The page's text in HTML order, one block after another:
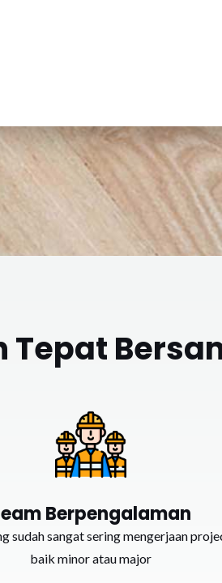
Tepat
Berpengalaman
sudah sangat sering mengerjaan
baik minor atau major